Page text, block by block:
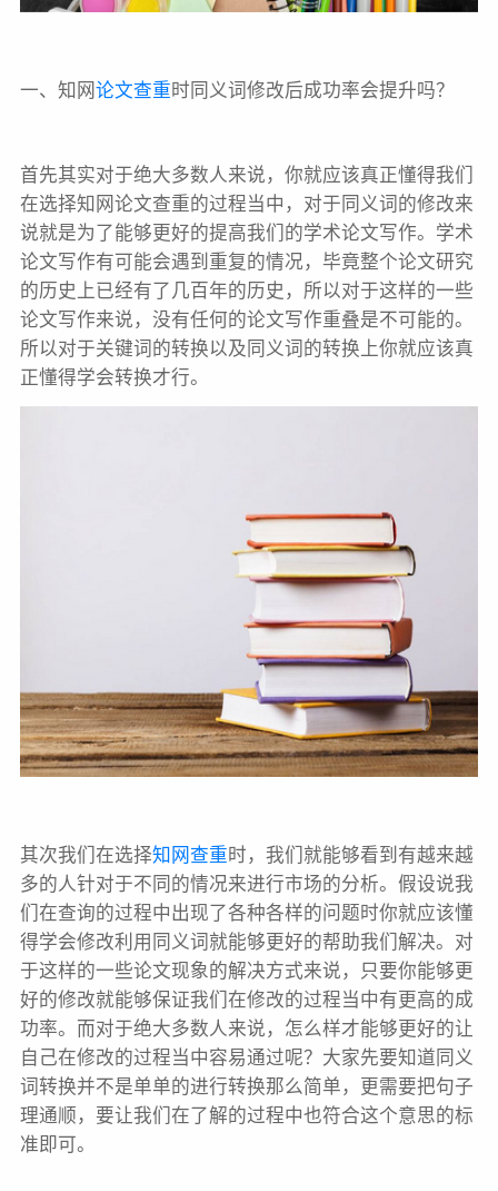
一、知网论文查重时同义词修改后成功率会提升吗？
首先其实对于绝大多数人来说，你就应该真正懂得我们
在选择知网论文查重的过程当中，对于同义词的修改来
说就是为了能够更好的提高我们的学术论文写作。学术
论文写作有可能会遇到重复的情况，毕竟整个论文研究
的历史上已经有了几百年的历史，所以对于这样的一些
论文写作来说，没有任何的论文写作重叠是不可能的。
所以对于关键词的转换以及同义词的转换上你就应该真
正懂得学会转换才行。
其次我们在选择知网查重时，我们就能够看到有越来越
多的人针对于不同的情况来进行市场的分析。假设说我
们在查询的过程中出现了各种各样的问题时你就应该懂
得学会修改利用同义词就能够更好的帮助我们解决。对
于这样的一些论文现象的解决方式来说，只要你能够更
好的修改就能够保证我们在修改的过程当中有更高的成
功率。而对于绝大多数人来说，怎么样才能够更好的让
自己在修改的过程当中容易通过呢？大家先要知道同义
词转换并不是单单的进行转换那么简单，更需要把句子
理通顺，要让我们在了解的过程中也符合这个意思的标
准即可。